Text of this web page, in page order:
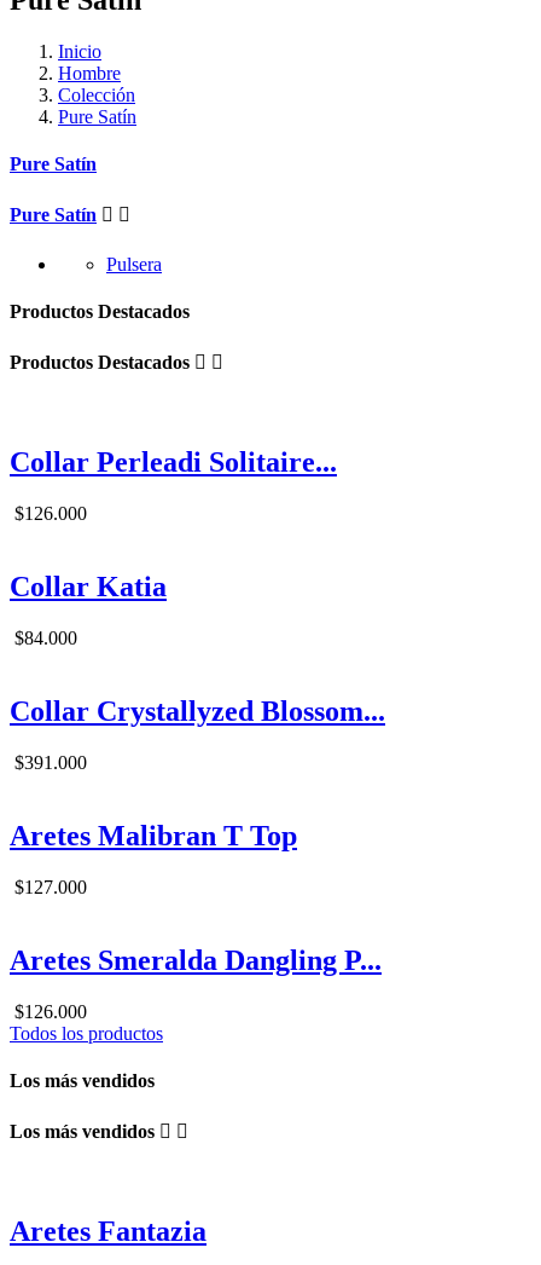
Inicio
Hombre
Colección
Pure Satín
Pure Satín
Pure Satín  
Pulsera
Productos Destacados
Productos Destacados  
Collar Perleadi Solitaire...
$126.000
Collar Katia
$84.000
Collar Crystallyzed Blossom...
$391.000
Aretes Malibran T Top
$127.000
Aretes Smeralda Dangling P...
$126.000
Todos los productos
Los más vendidos
Los más vendidos  
Aretes Fantazia